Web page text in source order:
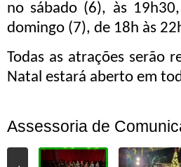
no sábado (6), às
domingo (7), de 18h às
Todas as atrações serão
Natal estará aberto em
Assessoria de